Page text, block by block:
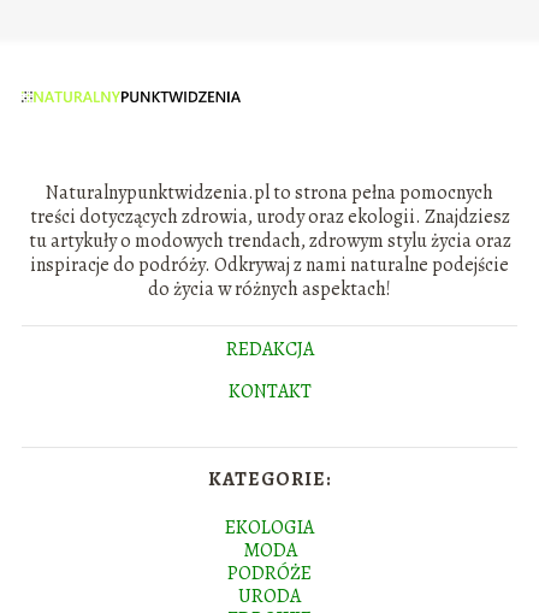
Naturalnypunktwidzenia.pl to strona pełna pomocnych
treści dotyczących zdrowia, urody oraz ekologii. Znajdziesz
tu artykuły o modowych trendach, zdrowym stylu życia oraz
inspiracje do podróży. Odkrywaj z nami naturalne podejście
do życia w różnych aspektach!
REDAKCJA
KONTAKT
KATEGORIE:
EKOLOGIA
MODA
PODRÓŻE
URODA